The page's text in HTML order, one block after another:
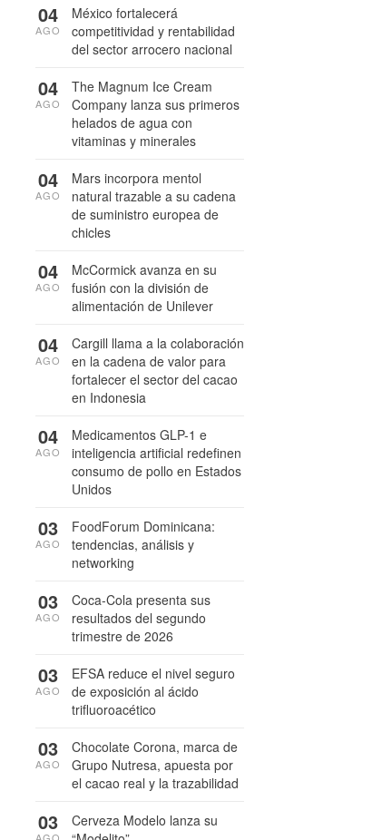
México fortalecerá
competitividad y rentabilidad
del sector arrocero nacional
04
AGO
The Magnum Ice Cream
Company lanza sus primeros
helados de agua con
vitaminas y minerales
04
AGO
Mars incorpora mentol
natural trazable a su cadena
de suministro europea de
chicles
04
AGO
McCormick avanza en su
fusión con la división de
alimentación de Unilever
04
AGO
Cargill llama a la colaboración
en la cadena de valor para
fortalecer el sector del cacao
en Indonesia
04
AGO
Medicamentos GLP-1 e
inteligencia artificial redefinen
consumo de pollo en Estados
Unidos
04
AGO
FoodForum Dominicana:
tendencias, análisis y
networking
03
AGO
Coca-Cola presenta sus
resultados del segundo
trimestre de 2026
03
AGO
EFSA reduce el nivel seguro
de exposición al ácido
trifluoroacético
03
AGO
Chocolate Corona, marca de
Grupo Nutresa, apuesta por
el cacao real y la trazabilidad
03
AGO
Cerveza Modelo lanza su
03